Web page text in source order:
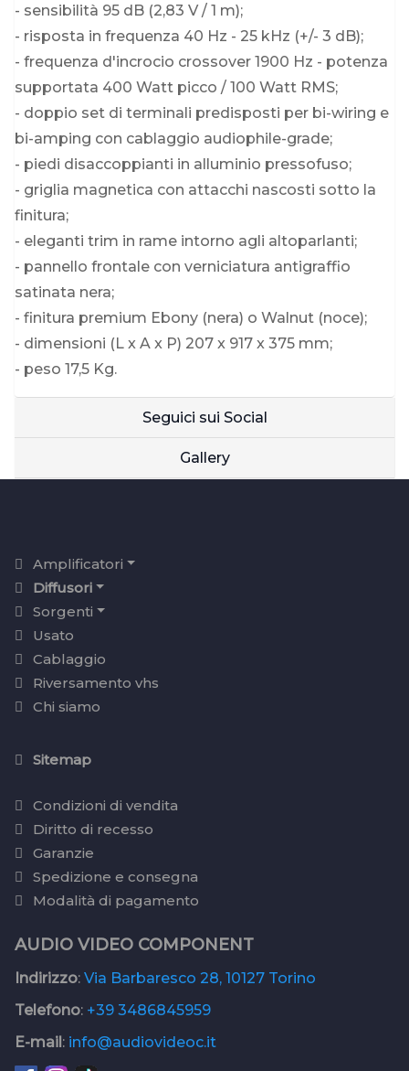
- sensibilità 95 dB (2,83 V / 1 m);
- risposta in frequenza 40 Hz - 25 kHz (+/- 3 dB);
- frequenza d'incrocio crossover 1900 Hz - potenza
supportata 400 Watt picco / 100 Watt RMS;
- doppio set di terminali predisposti per bi-wiring e
bi-amping con cablaggio audiophile-grade;
- piedi disaccoppianti in alluminio pressofuso;
- griglia magnetica con attacchi nascosti sotto la
finitura;
- eleganti trim in rame intorno agli altoparlanti;
- pannello frontale con verniciatura antigraffio
satinata nera;
- finitura premium Ebony (nera) o Walnut (noce);
- dimensioni (L x A x P) 207 x 917 x 375 mm;
- peso 17,5 Kg.
Seguici sui Social
Gallery
Amplificatori
Diffusori
Sorgenti
Usato
Cablaggio
Riversamento vhs
Chi siamo
Sitemap
Condizioni di vendita
Diritto di recesso
Garanzie
Spedizione e consegna
Modalità di pagamento
AUDIO VIDEO COMPONENT
Indirizzo: Via Barbaresco 28, 10127 Torino
Telefono: +39 3486845959
E-mail: info@audiovideoc.it